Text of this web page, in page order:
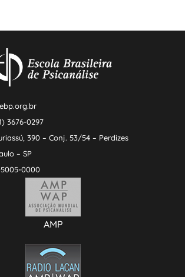
3676-0297
390 – Conj. 53/54 – Perdizes
– SP
0000
AMP